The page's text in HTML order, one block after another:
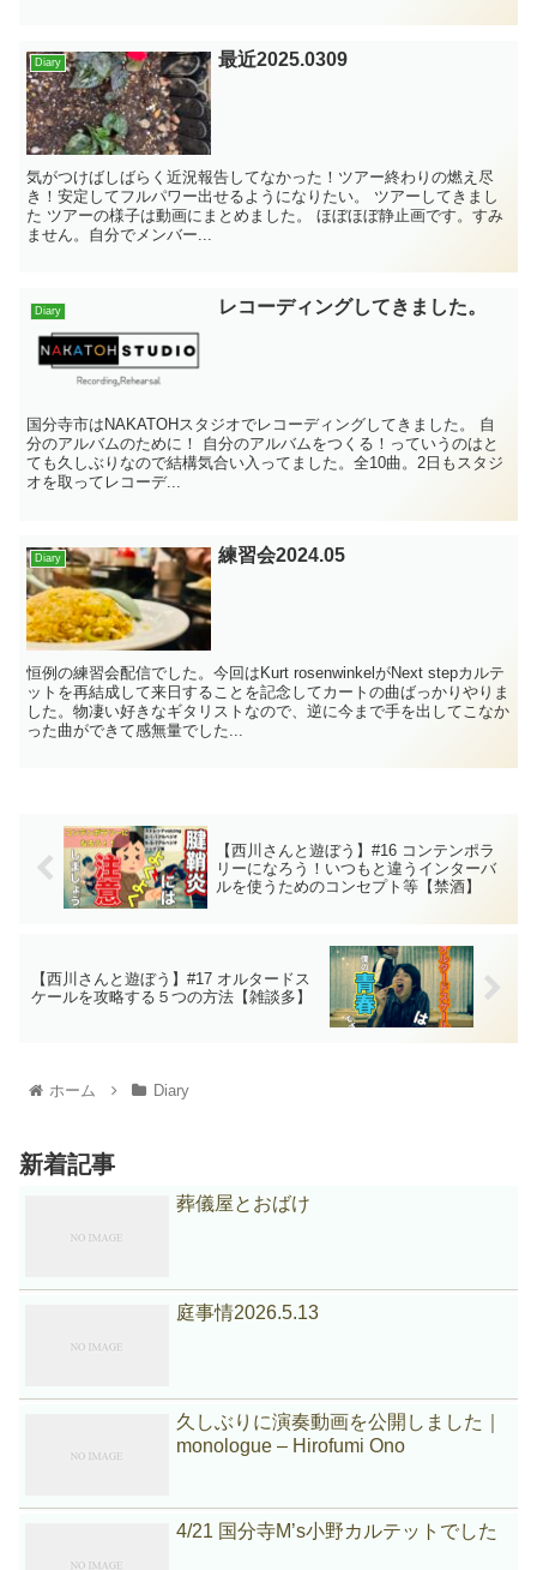
Diary 最近2025.0309
気がつけばしばらく近況報告してなかった！ツアー終わりの燃え尽
き！安定してフルパワー出せるようになりたい。 ツアーしてきまし
た ツアーの様子は動画にまとめました。 ほぼほぼ静止画です。すみ
ません。自分でメンバー...
Diary レコーディングしてきました。
国分寺市はNAKATOHスタジオでレコーディングしてきました。 自
分のアルバムのために！ 自分のアルバムをつくる！っていうのはと
ても久しぶりなので結構気合い入ってました。全10曲。2日もスタジ
オを取ってレコーデ...
Diary 練習会2024.05
恒例の練習会配信でした。今回はKurt rosenwinkelがNext stepカルテ
ットを再結成して来日することを記念してカートの曲ばっかりやりま
した。物凄い好きなギタリストなので、逆に今まで手を出してこなか
った曲ができて感無量でした...
【西川さんと遊ぼう】#16 コンテンポラ
リーになろう！いつもと違うインターバ
ルを使うためのコンセプト等【禁酒】
【西川さんと遊ぼう】#17 オルタードス
ケールを攻略する５つの方法【雑談多】
ホーム Diary
新着記事
葬儀屋とおばけ
庭事情2026.5.13
久しぶりに演奏動画を公開しました｜
monologue – Hirofumi Ono
4/21 国分寺M’s小野カルテットでした